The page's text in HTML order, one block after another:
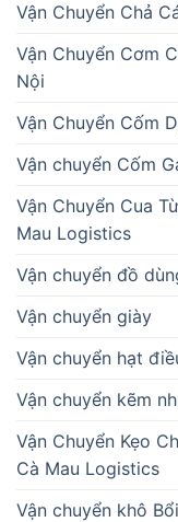
Vận Chuyển Chả
Vận Chuyển Cơm
Nội
Vận Chuyển Cốm
Vận chuyển Cốm
Vận Chuyển Cua
Mau Logistics
Vận chuyển đồ
Vận chuyển giày
Vận chuyển hạt
Vận chuyển kẽm
Vận Chuyển Kẹo
Cà Mau Logistics
Vận chuyển khô